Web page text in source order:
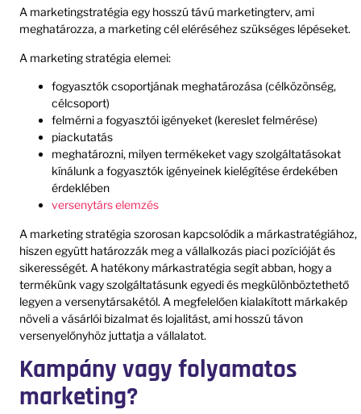
A marketingstratégia egy hosszú távú marketingterv, ami
meghatározza, a marketing cél eléréséhez szükséges lépéseket.
A marketing stratégia elemei:
fogyasztók csoportjának meghatározása (célközönség,
célcsoport)
felmérni a fogyasztói igényeket (kereslet felmérése)
piackutatás
meghatározni, milyen termékeket vagy szolgáltatásokat
kínálunk a fogyasztók igényeinek kielégítése érdekében
érdeklében
versenytárs elemzés
A marketing stratégia szorosan kapcsolódik a márkastratégiához,
hiszen együtt határozzák meg a vállalkozás piaci pozícióját és
sikerességét. A hatékony márkastratégia segít abban, hogy a
termékünk vagy szolgáltatásunk egyedi és megkülönböztethető
legyen a versenytársakétól. A megfelelően kialakított márkakép
növeli a vásárlói bizalmat és lojalitást, ami hosszú távon
versenyelőnyhöz juttatja a vállalatot.
Kampány vagy folyamatos
marketing?